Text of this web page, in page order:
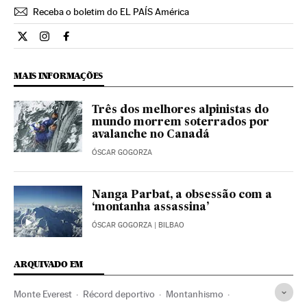
Receba o boletim do EL PAÍS América
Internacional El País Brasil en Twitter
Internacional El País Brasil en Instagram
Internacional El País Brasil en Facebook
MAIS INFORMAÇÕES
Três dos melhores alpinistas do
mundo morrem soterrados por
avalanche no Canadá
ÓSCAR GOGORZA
Nanga Parbat, a obsessão com a
‘montanha assassina’
ÓSCAR GOGORZA | BILBAO
ARQUIVADO EM
Monte Everest Récord deportivo Montanhismo